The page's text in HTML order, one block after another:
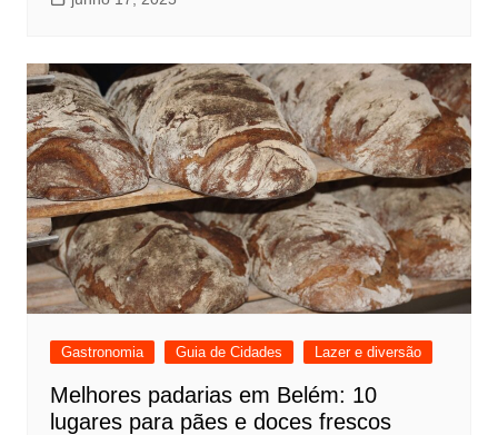
Gastronomia Guia de Cidades Lazer e diversão
Melhores padarias em Belém: 10
lugares para pães e doces frescos